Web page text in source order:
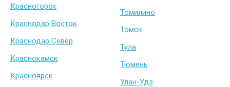
Красногорск
Краснодар Восток
Краснодар Север
Краснокамск
Красноярск
Томилино
Томск
Тула
Тюмень
Улан-Удэ